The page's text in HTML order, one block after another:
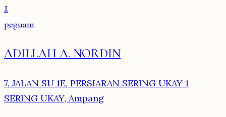
1
peguam
ADILLAH A. NORDIN
7, JALAN SU 1E, PERSIARAN SERING UKAY 1
SERING UKAY, Ampang